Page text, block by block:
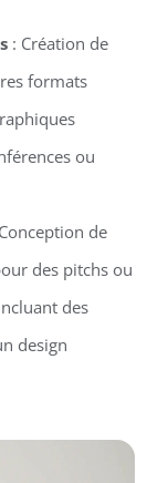
: Création de
formats
ou
de
des pitchs ou
des
design